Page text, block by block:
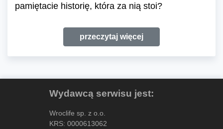
pamiętacie historię, która za nią stoi?
przeczytaj więcej
Wydawcą serwisu jest:
Wroclife sp. z o.o.
KRS: 0000613062